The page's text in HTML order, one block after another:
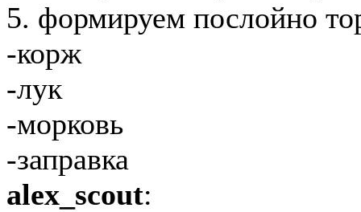
5. формируем послойно
-корж
-лук
-морковь
-заправка
alex_scout: